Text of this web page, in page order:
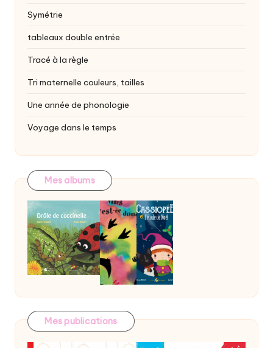
Symétrie
tableaux double entrée
Tracé à la règle
Tri maternelle couleurs, tailles
Une année de phonologie
Voyage dans le temps
Mes albums
Mes publications